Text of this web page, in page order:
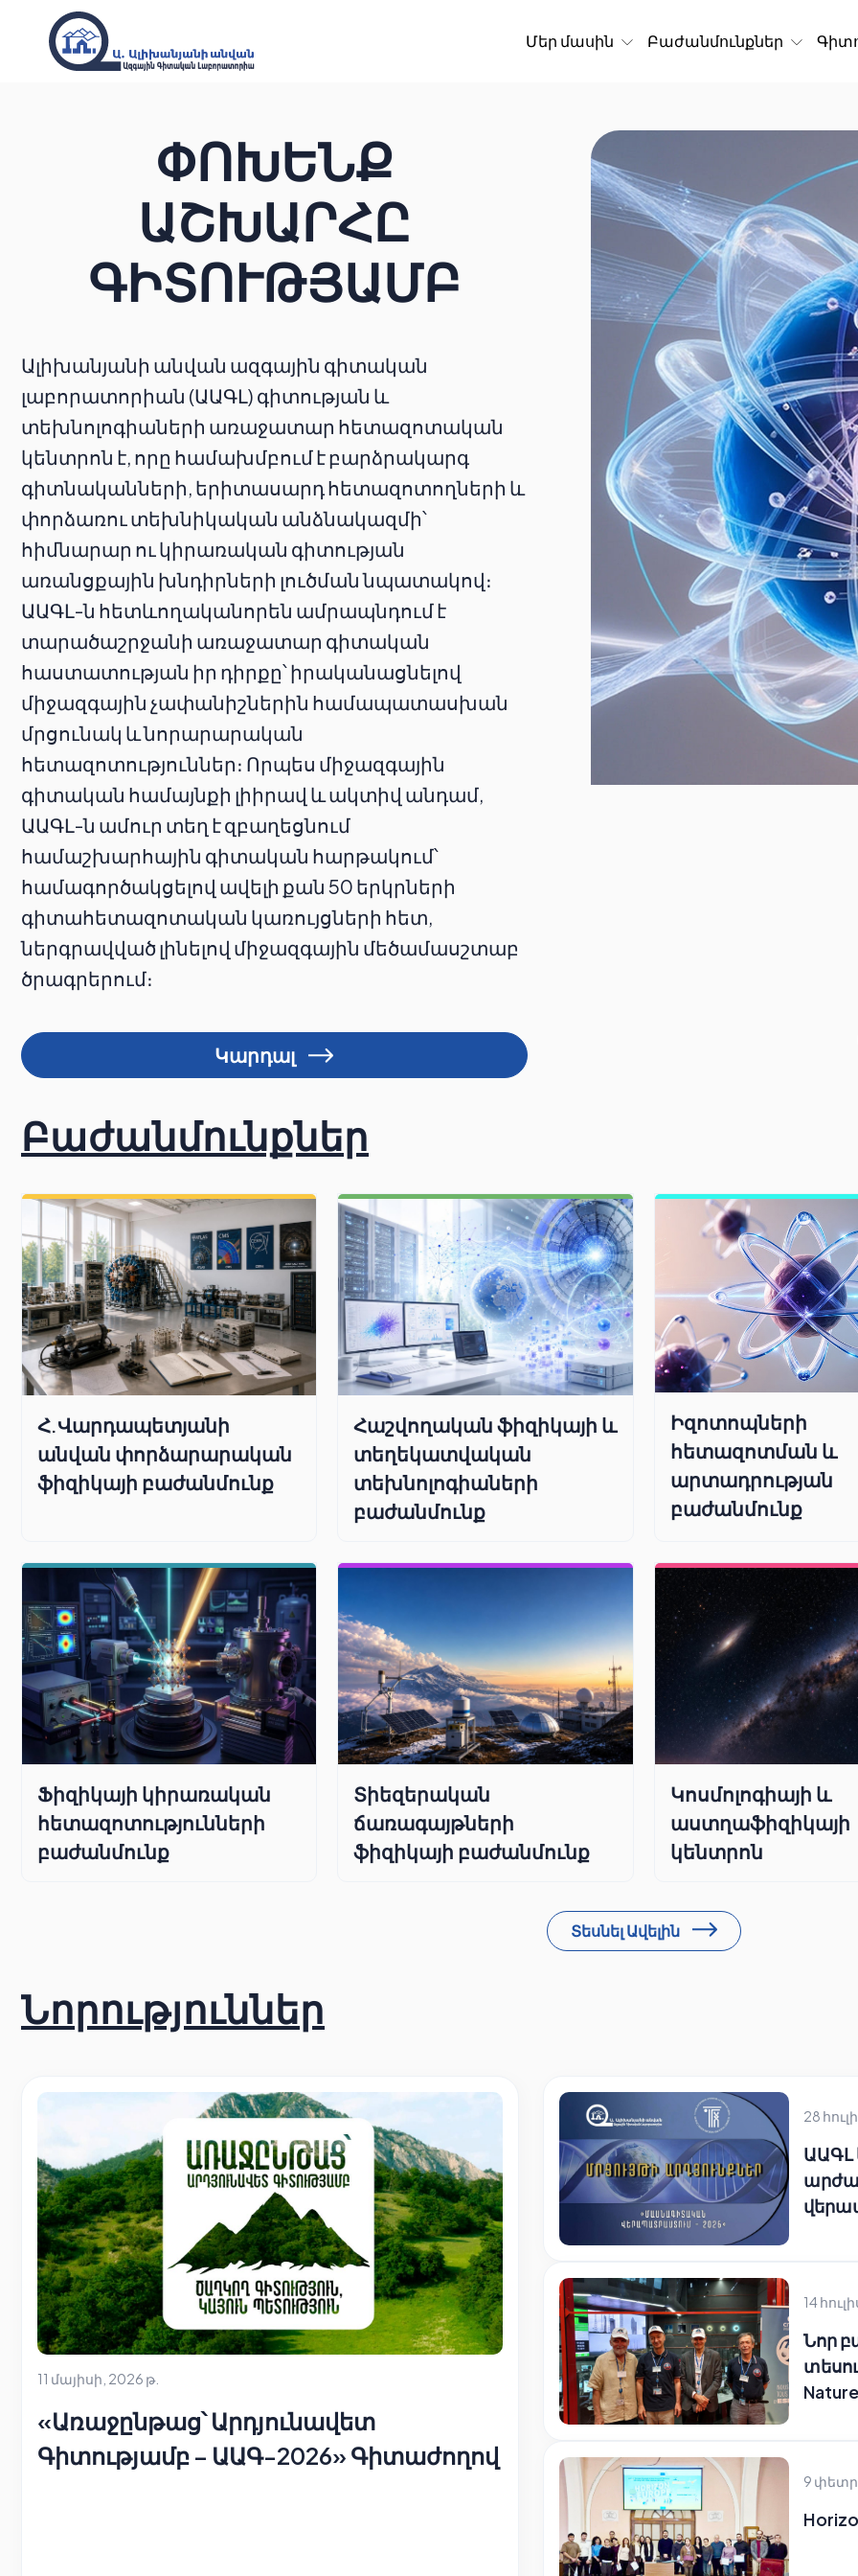
Մեր մասին Բաժանմունքներ
ՓՈԽԵՆՔ
ԱՇԽԱՐՀԸ
ԳԻՏՈՒԹՅԱՄԲ
Ալիխանյանի անվան ազգային գիտական
լաբորատորիան (ԱԱԳԼ) գիտության և
տեխնոլոգիաների առաջատար հետազոտական
կենտրոն է, որը համախմբում է բարձրակարգ
գիտնականների, երիտասարդ հետազոտողների և
փորձառու տեխնիկական անձնակազմի՝
հիմնարար ու կիրառական գիտության
առանցքային խնդիրների լուծման նպատակով։
ԱԱԳԼ-ն հետևողականորեն ամրապնդում է
տարածաշրջանի առաջատար գիտական
հաստատության իր դիրքը՝ իրականացնելով
միջազգային չափանիշներին համապատասխան
մրցունակ և նորարարական
հետազոտություններ։ Որպես միջազգային
գիտական համայնքի լիիրավ և ակտիվ անդամ,
ԱԱԳԼ-ն ամուր տեղ է զբաղեցնում
համաշխարհային գիտական հարթակում՝
համագործակցելով ավելի քան 50 երկրների
գիտահետազոտական կառույցների հետ,
ներգրավված լինելով միջազգային մեծամասշտաբ
ծրագրերում։
Կարդալ
Բաժանմունքներ
Հ.Վարդապետյանի
անվան փորձարարական
ֆիզիկայի բաժանմունք
Հաշվողական ֆիզիկայի և
տեղեկատվական
տեխնոլոգիաների
բաժանմունք
Իզոտոպների
հետազոտման և
արտադրության
բաժանմունք
Ֆիզիկայի կիրառական
հետազոտությունների
բաժանմունք
Տիեզերական
ճառագայթների
ֆիզիկայի բաժանմունք
Կոսմոլոգիայի և
աստղաֆիզիկայի
կենտրոն
Տեսնել Ավելին
Նորություններ
11 մայիսի, 2026 թ.
«Առաջընթաց՝ Արդյունավետ
Գիտությամբ – ԱԱԳ-2026» Գիտաժողով
28
ԱԱԳԼ
14
Նոր
9